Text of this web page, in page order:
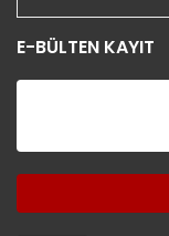
E-BÜLTEN KAYIT